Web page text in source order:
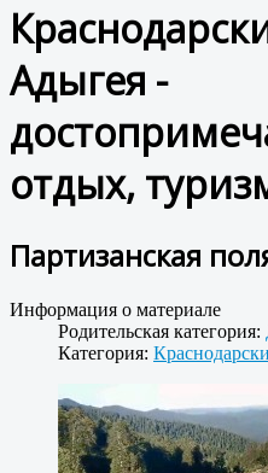
Адыгея -
отдых,
Партизанская
Информация о материале
Родительская категория:
Категория: